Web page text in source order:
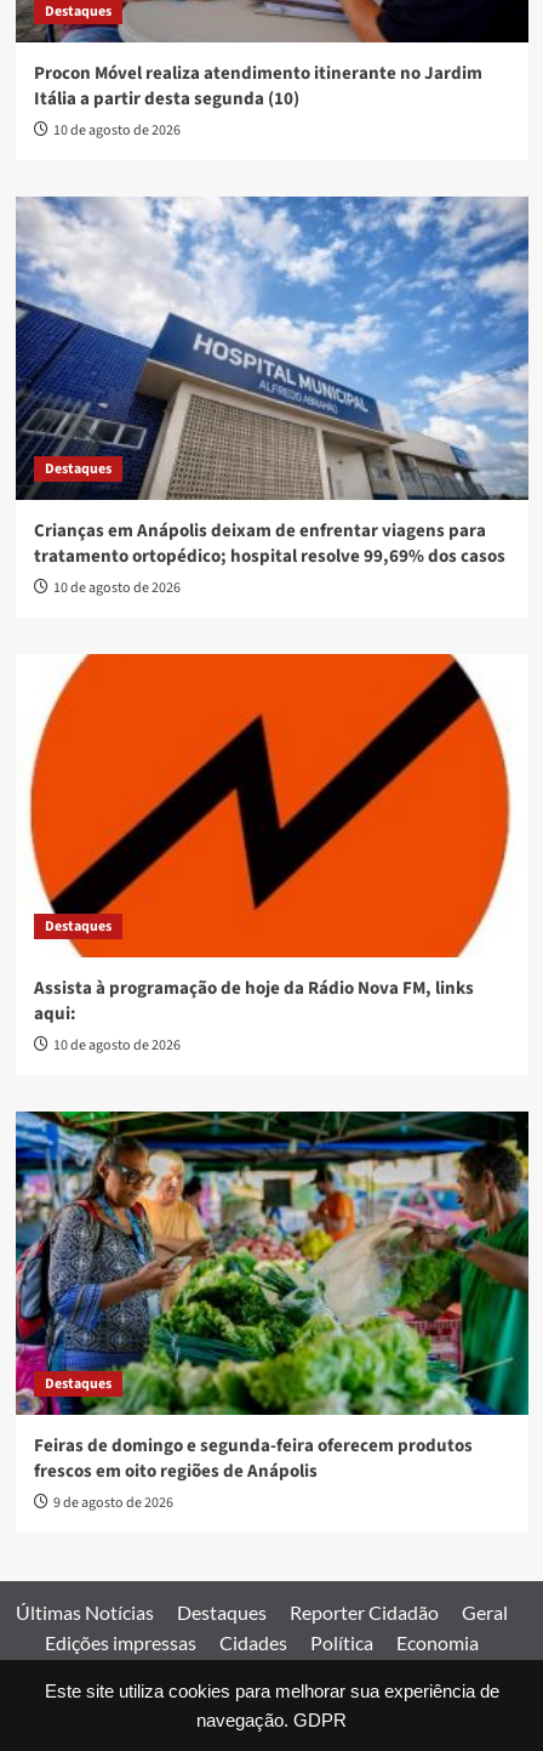
Este site utiliza cookies para melhorar sua experiência de
navegação. GDPR
Destaques
Procon Móvel realiza atendimento itinerante no Jardim
Itália a partir desta segunda (10)
10 de agosto de 2026
Destaques
Crianças em Anápolis deixam de enfrentar viagens para
tratamento ortopédico; hospital resolve 99,69% dos casos
10 de agosto de 2026
Destaques
Assista à programação de hoje da Rádio Nova FM, links
aqui:
10 de agosto de 2026
Destaques
Feiras de domingo e segunda-feira oferecem produtos
frescos em oito regiões de Anápolis
9 de agosto de 2026
Últimas Notícias Destaques Reporter Cidadão
Geral
Edições impressas
Cidades Política
Economia
Comercial
Edições impressas Expediente Home